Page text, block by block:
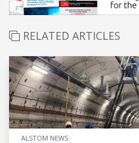
RELATED ARTICLES
ALSTOM NEWS